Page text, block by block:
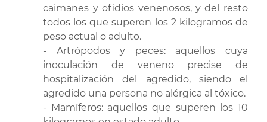
caimanes y ofidios venenosos, y del resto
todos los que superen los 2 kilogramos de
peso actual o adulto.
- Artrópodos y peces: aquellos cuya
inoculación de veneno precise de
hospitalización del agredido, siendo el
agredido una persona no alérgica al tóxico.
- Mamíferos: aquellos que superen los 10